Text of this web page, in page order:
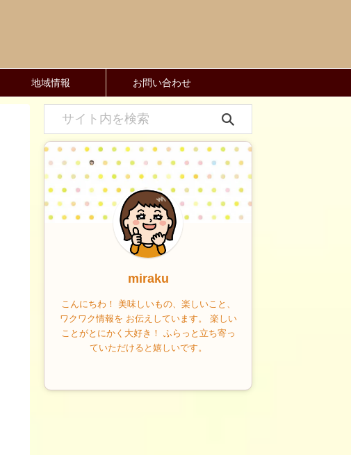
地域情報 お問い合わせ
miraku
こんにちわ！ 美味しいもの、楽しいこと、
ワクワク情報を お伝えしています。 楽しい
ことがとにかく大好き！ ふらっと立ち寄っ
ていただけると嬉しいです。